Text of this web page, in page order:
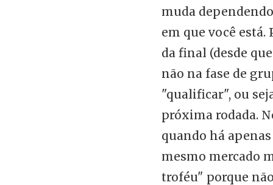
muda
em que você está.
da final (desde
não na fase de
"qualificar", ou
próxima rodada.
quando há
mesmo mercado
troféu" porque